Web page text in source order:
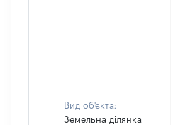
Вид об'єкта:
Земельна ділянка